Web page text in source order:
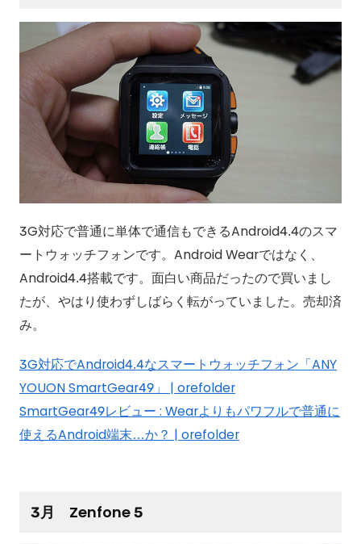
3G対応で普通に単体で通信もできるAndroid4.4のスマ
ートウォッチフォンです。Android Wearではなく、
Android4.4搭載です。面白い商品だったので買いまし
たが、やはり使わずしばらく転がっていました。売却済
み。
3G対応でAndroid4.4なスマートウォッチフォン「ANY
YOUON SmartGear49」 | orefolder
SmartGear49レビュー : Wearよりもパワフルで普通に
使えるAndroid端末…か？ | orefolder
3月 Zenfone 5